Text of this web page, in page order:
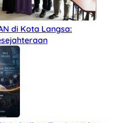
di Kota Langsa: